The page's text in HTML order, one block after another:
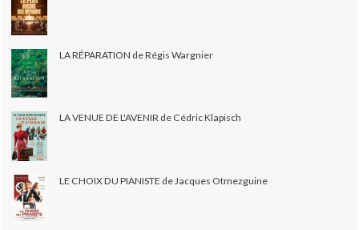
LA RÉPARATION de Régis Wargnier
LA VENUE DE L'AVENIR de Cédric Klapisch
LE CHOIX DU PIANISTE de Jacques Otmezguine